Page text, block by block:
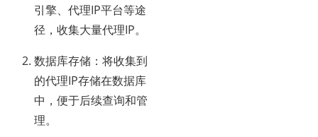
引擎、代理IP平台等途
径，收集大量代理IP。
数据库存储：将收集到
的代理IP存储在数据库
中，便于后续查询和管
理。